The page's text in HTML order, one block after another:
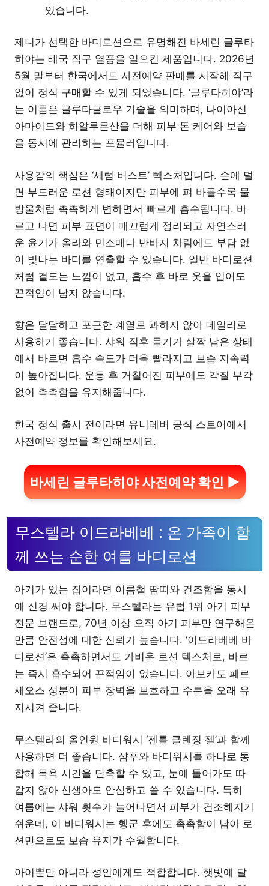
있습니다.
제니가 선택한 바디로션으로 유명해진 바세린 글루타
히야는 태국 직구 열풍을 일으킨 제품입니다. 2026년
5월 말부터 한국에서도 사전예약 판매를 시작해 직구
없이 정식 구매할 수 있게 되었습니다. ‘글루타히야’라
는 이름은 글루타글로우 기술을 의미하며, 나이아신
아마이드와 히알루론산을 더해 피부 톤 케어와 보습
을 동시에 관리하는 포뮬러입니다.
사용감의 핵심은 ‘세럼 버스트’ 텍스처입니다. 손에 덜
면 부드러운 로션 형태이지만 피부에 펴 바를수록 물
방울처럼 촉촉하게 변하면서 빠르게 흡수됩니다. 바
르고 나면 피부 표면이 매끄럽게 정리되고 자연스러
운 윤기가 올라와 민소매나 반바지 차림에도 부담 없
이 빛나는 바디를 연출할 수 있습니다. 일반 바디로션
처럼 겉도는 느낌이 없고, 흡수 후 바로 옷을 입어도
끈적임이 남지 않습니다.
향은 달달하고 포근한 계열로 과하지 않아 데일리로
사용하기 좋습니다. 샤워 직후 물기가 살짝 남은 상태
에서 바르면 흡수 속도가 더욱 빨라지고 보습 지속력
이 높아집니다. 운동 후 거칠어진 피부에도 각질 부각
없이 촉촉함을 유지해줍니다.
한국 정식 출시 전이라면 유니레버 공식 스토어에서
사전예약 정보를 확인해보세요.
바세린 글루타히야 사전예약 확인 ▶
무스텔라 이드라베베 : 온 가족이 함
께 쓰는 순한 여름 바디로션
아기가 있는 집이라면 여름철 땀띠와 건조함을 동시
에 신경 써야 합니다. 무스텔라는 유럽 1위 아기 피부
전문 브랜드로, 70년 이상 오직 아기 피부만 연구해온
만큼 안전성에 대한 신뢰가 높습니다. ‘이드라베베 바
디로션’은 촉촉하면서도 가벼운 로션 텍스처로, 바르
는 즉시 흡수되어 끈적임이 없습니다. 아보카도 페르
세오스 성분이 피부 장벽을 보호하고 수분을 오래 유
지시켜 줍니다.
무스텔라의 올인원 바디워시 ‘젠틀 클렌징 젤’과 함께
사용하면 더 좋습니다. 샴푸와 바디워시를 하나로 통
합해 목욕 시간을 단축할 수 있고, 눈에 들어가도 따
갑지 않아 신생아도 안심하고 쓸 수 있습니다. 특히
여름에는 샤워 횟수가 늘어나면서 피부가 건조해지기
쉬운데, 이 바디워시는 헹군 후에도 촉촉함이 남아 로
션만으로도 보습 유지가 수월합니다.
아이뿐만 아니라 성인에게도 적합합니다. 햇빛에 달